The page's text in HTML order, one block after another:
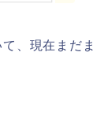
、現在まだま